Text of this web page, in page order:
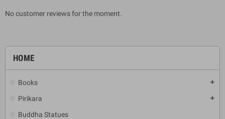
HOME
Books add
Pirikara add
Buddha Statues
No customer reviews for the moment.